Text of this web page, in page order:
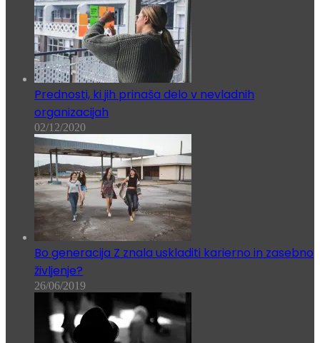
Prednosti, ki jih prinaša delo v nevladnih
organizacijah
02/12/2020
Bo generacija Z znala uskladiti karierno in zasebno
življenje?
26/06/2019